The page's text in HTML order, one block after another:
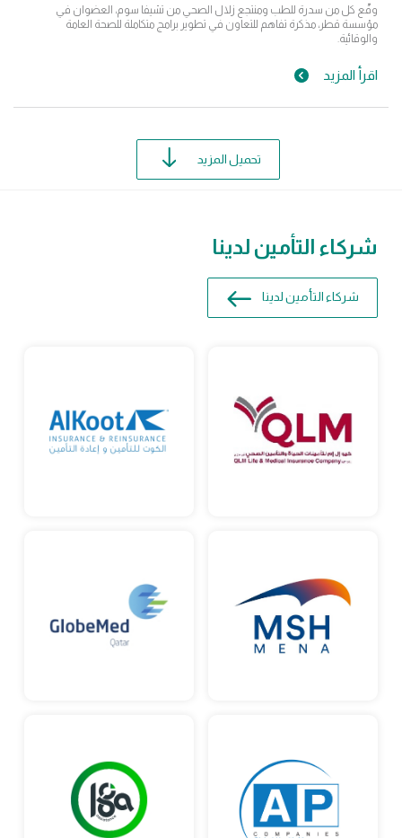
وقّع كل من سدرة للطب ومنتجع زلال الصحي من تشيفا سوم، العضوان في
مؤسسة قطر، مذكرة تفاهم للتعاون في تطوير برامج متكاملة للصحة العامة
والوقائية.
اقرأ المزيد
تحميل المزيد
شركاء التأمين لدينا
شركاء التأمين لدينا